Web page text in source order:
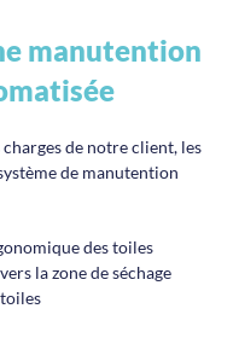
manutention
de notre client, les
de manutention
des toiles
la zone de séchage